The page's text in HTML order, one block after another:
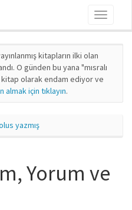
Toggle
kitapların ilki olan
O günden bu yana "mısralı
olarak endam ediyor ve
almak için tıklayın.
yazmış
Yorum ve